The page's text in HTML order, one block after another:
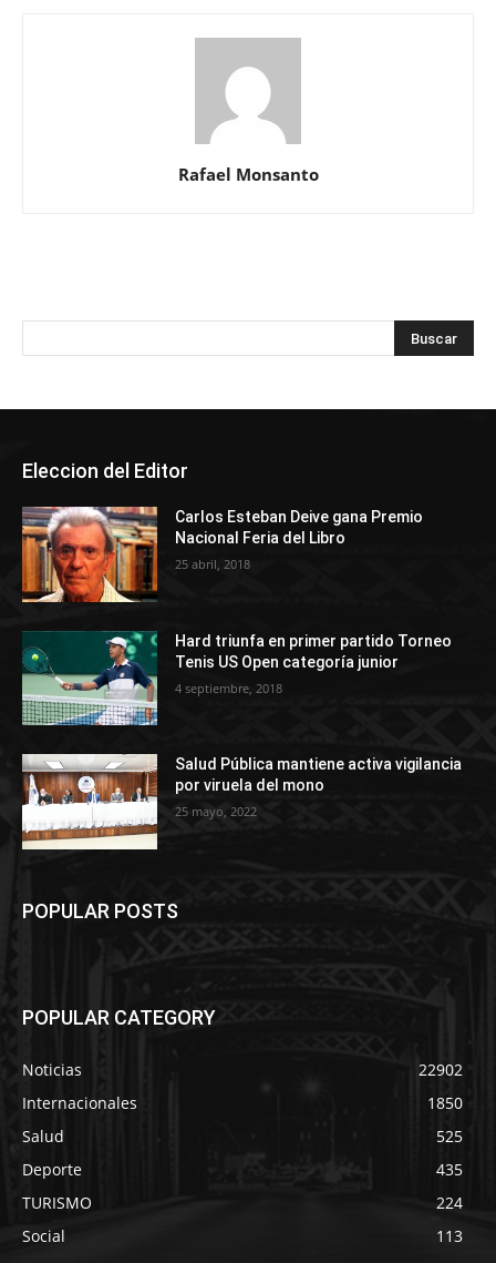
Rafael Monsanto
Eleccion del Editor
Carlos Esteban Deive gana Premio
Nacional Feria del Libro
25 abril, 2018
Hard triunfa en primer partido Torneo
Tenis US Open categoría junior
4 septiembre, 2018
Salud Pública mantiene activa vigilancia
por viruela del mono
25 mayo, 2022
POPULAR POSTS
POPULAR CATEGORY
Noticias
22902
Internacionales
1850
Salud
525
Deporte
435
TURISMO
224
Social
113